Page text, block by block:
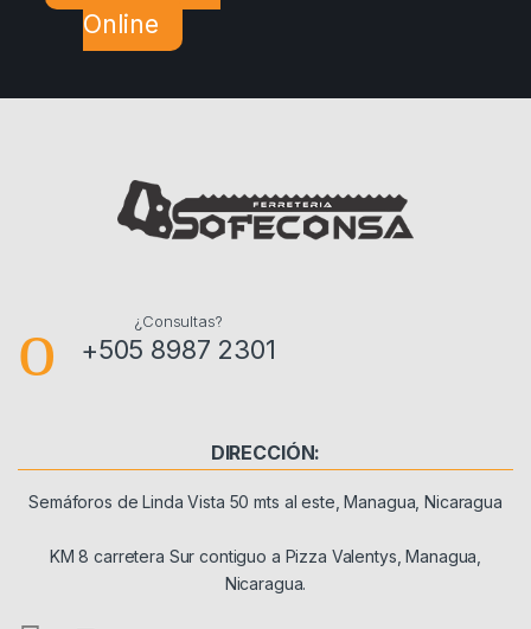
Online
¿Consultas?
+505 8987 2301
DIRECCIÓN:
Semáforos de Linda Vista 50 mts al este, Managua, Nicaragua
KM 8 carretera Sur contiguo a Pizza Valentys, Managua,
Nicaragua.